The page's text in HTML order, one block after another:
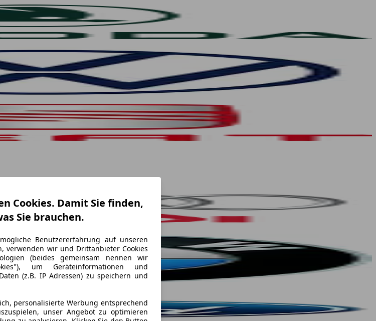
Cookies. Damit Sie finden,
Sie brauchen.
Benutzererfahrung auf unseren
verwenden wir und Drittanbieter Cookies
(beides gemeinsam nennen wir
um Geräteinformationen und
(z.B. IP Adressen) zu speichern und
personalisierte Werbung entsprechend
unser Angebot zu optimieren